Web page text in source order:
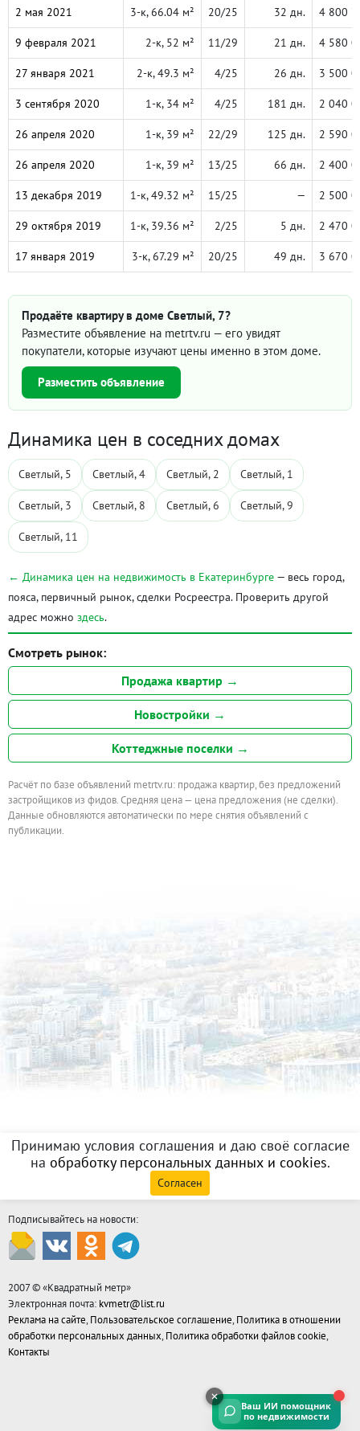
2 мая 2021 3-к, 66.04 м² 20/25 32 дн. 4 800
9 февраля 2021 2-к, 52 м² 11/29 21 дн. 4 580
27 января 2021 2-к, 49.3 м² 4/25 26 дн. 3 500
3 сентября 2020 1-к, 34 м² 4/25 181 дн. 2 040
26 апреля 2020 1-к, 39 м² 22/29 125 дн. 2 590
26 апреля 2020 1-к, 39 м² 13/25 66 дн. 2 400
13 декабря 2019 1-к, 49.32 м² 15/25 — 2 500
29 октября 2019 1-к, 39.36 м² 2/25 5 дн. 2 470
17 января 2019 3-к, 67.29 м² 20/25 49 дн. 3 670
Продаёте квартиру в доме Светлый, 7?
Разместите объявление на metrtv.ru — его увидят
покупатели, которые изучают цены именно в этом доме.
Разместить объявление
Динамика цен в соседних домах
Светлый, 5 Светлый, 4 Светлый, 2 Светлый, 1
Светлый, 3 Светлый, 8 Светлый, 6 Светлый, 9
Светлый, 11
← Динамика цен на недвижимость в Екатеринбурге — весь город,
пояса, первичный рынок, сделки Росреестра. Проверить другой
адрес можно здесь.
Смотреть рынок:
Продажа квартир →
Новостройки →
Коттеджные поселки →
Расчёт по базе объявлений metrtv.ru: продажа квартир, без предложений
застройщиков из фидов. Средняя цена — цена предложения (не сделки).
Данные обновляются автоматически по мере снятия объявлений с
публикации.
Принимаю условия соглашения и даю своё согласие
на обработку персональных данных и cookies.
Согласен
Подписывайтесь на новости:
2007 © «Квадратный метр»
Электронная почта: kvmetr@list.ru
Реклама на сайте, Пользовательское соглашение, Политика в отношении
обработки персональных данных, Политика обработки файлов cookie,
Контакты
Ваш ИИ помощник
по недвижимости